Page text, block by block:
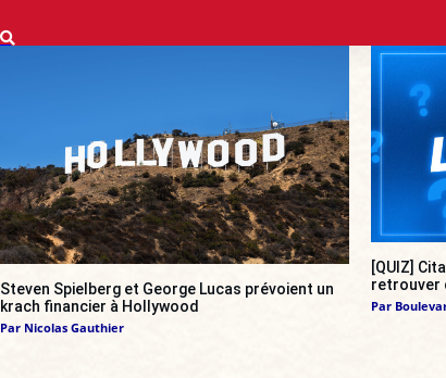
Steven Spielberg et George Lucas prévoient un
krach financier à Hollywood
Par Nicolas Gauthier
[QUIZ]
retrouver
Par